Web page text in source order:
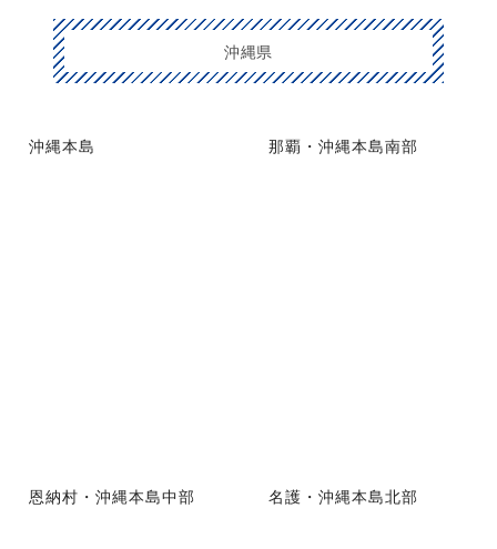
沖縄県
沖縄本島 那覇・沖縄本島南部
恩納村・沖縄本島中部 名護・沖縄本島北部